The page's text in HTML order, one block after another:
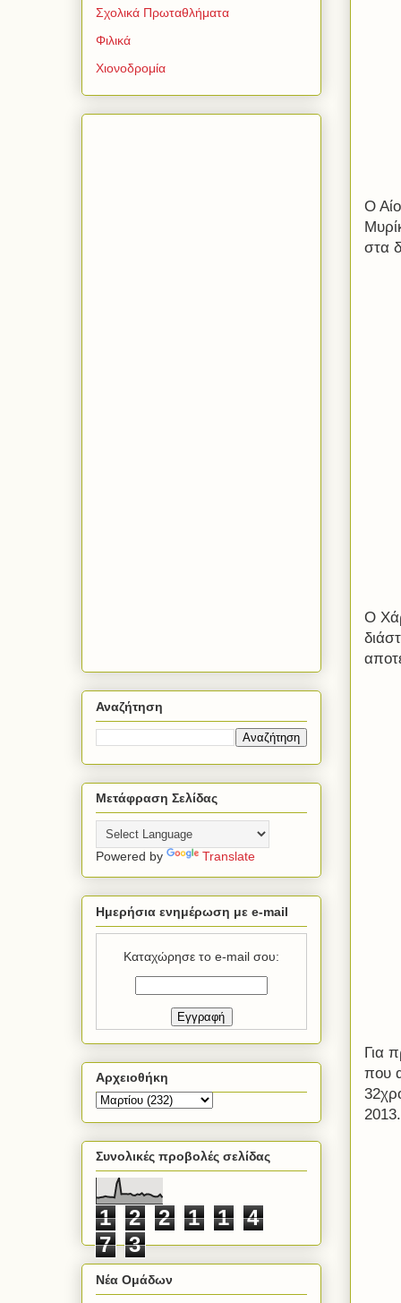
Ο
στα
Ο
Για
που
2013.
Σχολικά Πρωταθλήματα
Φιλικά
Χιονοδρομία
Αναζήτηση
Μετάφραση Σελίδας
Powered by Translate
Ημερήσια ενημέρωση με e-mail
Καταχώρησε το e-mail σου:
Αρχειοθήκη
Συνολικές προβολές σελίδας
1 2 2 1 1
4
7
3
Νέα Ομάδων